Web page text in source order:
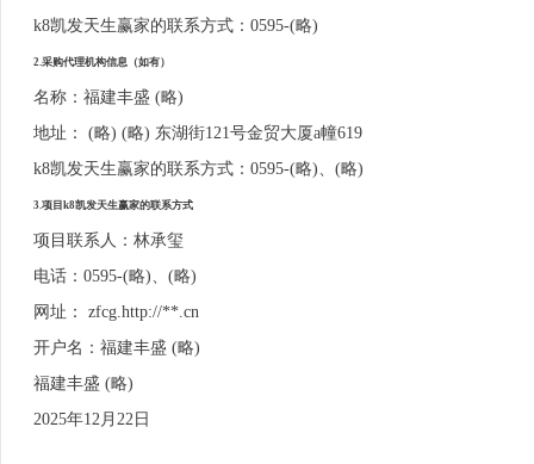
k8凯发天生赢家的联系方式：0595-(略)
2.采购代理机构信息（如有）
名称：福建丰盛 (略)
地址： (略) (略) 东湖街121号金贸大厦a幢619
k8凯发天生赢家的联系方式：0595-(略)、(略)
3.项目k8凯发天生赢家的联系方式
项目联系人：林承玺
电话：0595-(略)、(略)
网址： zfcg.http://**.cn
开户名：福建丰盛 (略)
福建丰盛 (略)
2025年12月22日